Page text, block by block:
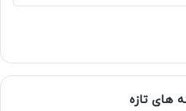
های تازه